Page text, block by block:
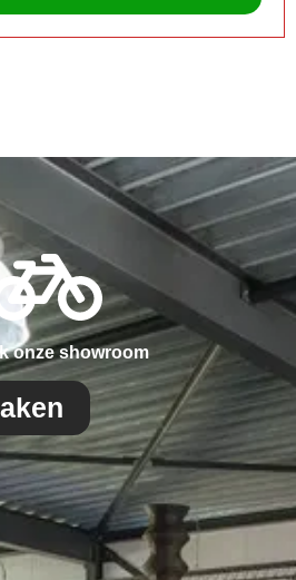
onze showroom